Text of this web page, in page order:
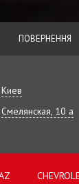
ПОВЕРНЕННЯ
Киев
Смелянская, 10 а